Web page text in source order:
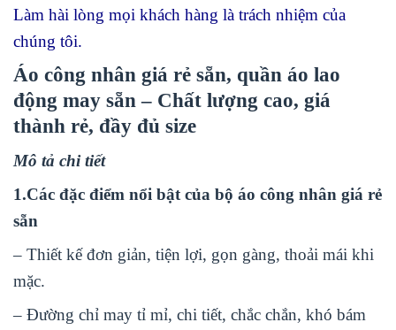
Làm hài lòng mọi khách hàng là trách nhiệm của
chúng tôi.
Áo công nhân giá rẻ sẵn, quần áo lao
động may sẵn – Chất lượng cao, giá
thành rẻ, đầy đủ size
Mô tả chi tiết
1.Các đặc điểm nổi bật của bộ áo công nhân giá rẻ
sẵn
– Thiết kế đơn giản, tiện lợi, gọn gàng, thoải mái khi
mặc.
– Đường chỉ may tỉ mỉ, chi tiết, chắc chắn, khó bám